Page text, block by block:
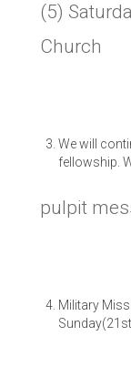
(5)
Church
We will
fellowship.
pulpit
Military